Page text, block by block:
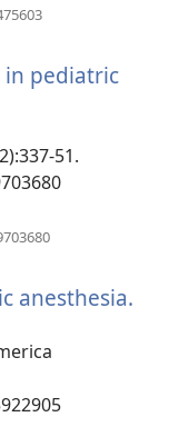
окне)
in pediatric
51.
окне)
anesthesia.